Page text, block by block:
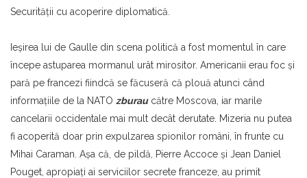
Securităţii cu acoperire diplomatică.
Ieşirea lui de Gaulle din scena politică a fost momentul în care
începe astuparea mormanul urât mirositor. Americanii erau foc şi
pară pe francezi fiindcă se făcuseră că plouă atunci când
informaţiile de la NATO zburaucătre Moscova, iar marile
cancelarii occidentale mai mult decât derutate. Mizeria nu putea
fi acoperită doar prin expulzarea spionilor români, în frunte cu
Mihai Caraman. Aşa că, de pildă, Pierre Accoce şi Jean Daniel
Pouget, apropiaţi ai serviciilor secrete franceze, au primit